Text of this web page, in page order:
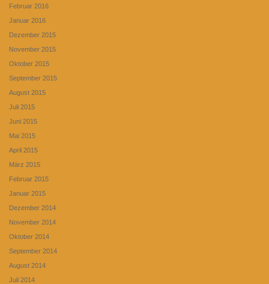
Februar 2016
Januar 2016
Dezember 2015
November 2015
Oktober 2015
September 2015
August 2015
Juli 2015
Juni 2015
Mai 2015
April 2015
März 2015
Februar 2015
Januar 2015
Dezember 2014
November 2014
Oktober 2014
September 2014
August 2014
Juli 2014